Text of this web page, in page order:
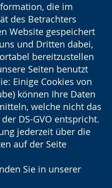
die im
des Betrachters
Website gespeichert
und Dritten dabei,
bereitzustellen
Seiten benutzt
Einige Cookies von
können Ihre Daten
welche nicht das
DS-GVO entspricht.
jederzeit über die
auf der Seite
Sie in unserer